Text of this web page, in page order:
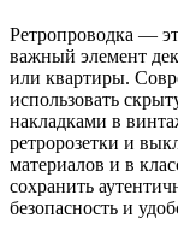
Ретропроводка —
важный элемент
или квартиры.
использовать
накладками в
ретророзетки и
материалов и в
сохранить
безопасность и